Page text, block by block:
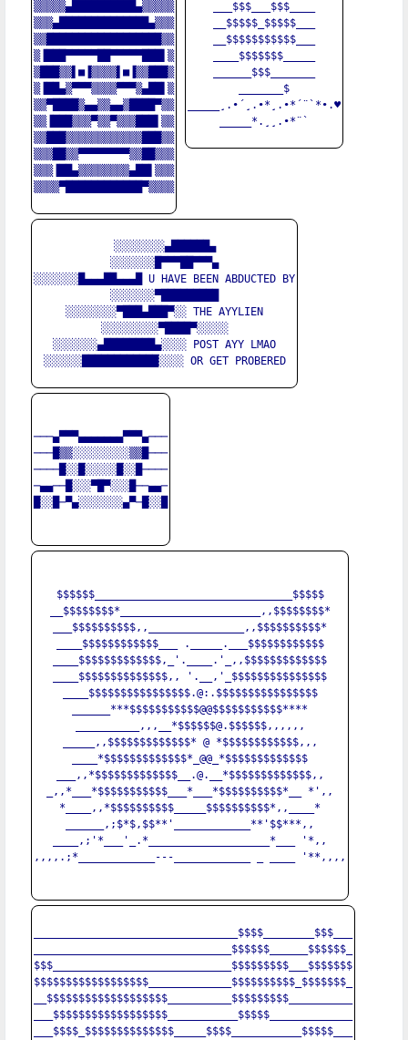
▒▒▒▒▒▄██████████▄▒▒▒▒▒
▒▒▒▄██████████████▄▒▒▒
▒▒██████████████████▒▒
▒▐███▀▀▀▀▀██▀▀▀▀▀███▌▒
▒███▒▒▌■▐▒▒▒▒▌■▐▒▒███▒
▒▐██▄▒▀▀▀▒▒▒▒▀▀▀▒▄██▌▒
▒▒▀████▒▄▄▒▒▄▄▒████▀▒▒
▒▒▐███▒▒▒▀▒▒▀▒▒▒███▌▒▒
▒▒███▒▒▒▒▒▒▒▒▒▒▒▒███▒▒
▒▒▒██▒▒▀▀▀▀▀▀▀▀▒▒██▒▒▒
▒▒▒▐██▄▒▒▒▒▒▒▒▒▄██▌▒▒▒
▒▒▒▒▀████████████▀▒▒▒▒
___$$$___$$$____
__$$$$$_$$$$$___
__$$$$$$$$$$$___
____$$$$$$$_____
______$$$_______
_______$
_____¸.•´¸.•*¸.•*´¨`*•.♥
_____*.¸¸.•*¨`
░░░░░░░░▄██████▄
░░░░░░░█▀▀▀██▀▀▀▄
░░░░░░░█▄▄▄██▄▄▄█ U HAVE BEEN ABDUCTED BY
░░░░░░░▀█████████
░░░░░░░░▀███▄███▀░░ THE AYYLIEN
░░░░░░░░░▀████▀░░░░░
░░░░░░░▄████████▄░░░░ POST AYY LMAO
░░░░░░████████████░░░░ OR GET PROBERED
───▄▀▀▀▄▄▄▄▄▄▄▀▀▀▄───
───█▒▒░░░░░░░░░▒▒█───
────█░░█░░░░░█░░█────
─▄▄──█░░░▀█▀░░░█──▄▄─
█░░█─▀▄░░░░░░░▄▀─█░░█
$$$$$$_______________________________$$$$$
__$$$$$$$$*______________________,,$$$$$$$$*
___$$$$$$$$$$,,_______________,,$$$$$$$$$$*
____$$$$$$$$$$$$___ ._____.___$$$$$$$$$$$$
____$$$$$$$$$$$$$,_'.____.'_,,$$$$$$$$$$$$$
____$$$$$$$$$$$$$$,, '.__,'_$$$$$$$$$$$$$$$
____$$$$$$$$$$$$$$$$.@:.$$$$$$$$$$$$$$$$
______***$$$$$$$$$$$@@$$$$$$$$$$$****
__________,,,__*$$$$$$@.$$$$$$,,,,,,
_____,,$$$$$$$$$$$$$* @ *$$$$$$$$$$$$,,,
____*$$$$$$$$$$$$$*_@@_*$$$$$$$$$$$$$
___,,*$$$$$$$$$$$$$__.@.__*$$$$$$$$$$$$$,,
_,,*___*$$$$$$$$$$$___*___*$$$$$$$$$$*__ *',,
*____,,*$$$$$$$$$$_____$$$$$$$$$$*,,____*
______,;$*$,$$**'____________**'$$***,,
____,;'*___'_.*___________________*___ '*,,
,,,,.;*____________---____________ _ ____ '**,,,,
________________________________$$$$________$$$___
_______________________________$$$$$$______$$$$$$_
$$$____________________________$$$$$$$$$___$$$$$$$
$$$$$$$$$$$$$$$$$$_____________$$$$$$$$$$_$$$$$$$_
__$$$$$$$$$$$$$$$$$$$__________$$$$$$$$$__________
___$$$$$$$$$$$$$$$$$$___________$$$$$_____________
___$$$$_$$$$$$$$$$$$$$_____$$$$___________$$$$$___